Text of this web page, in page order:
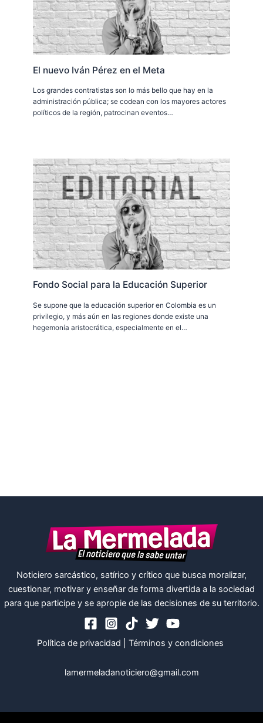
El nuevo Iván Pérez en el Meta
Los grandes contratistas son lo más bello que hay en la
administración pública; se codean con los mayores actores
políticos de la región, patrocinan eventos…
Fondo Social para la Educación Superior
Se supone que la educación superior en Colombia es un
privilegio, y más aún en las regiones donde existe una
hegemonía aristocrática, especialmente en el…
Noticiero sarcástico, satírico y crítico que busca moralizar,
cuestionar, motivar y enseñar de forma divertida a la sociedad
para que participe y se apropie de las decisiones de su territorio.
Política de privacidad Términos y condiciones
lamermeladanoticiero@gmail.com